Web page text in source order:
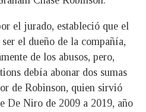
el jurado, estableció que el
el dueño de la compañía,
de los abusos, pero,
debía abonar dos sumas
de Robinson, quien sirvió
De Niro de 2009 a 2019, año